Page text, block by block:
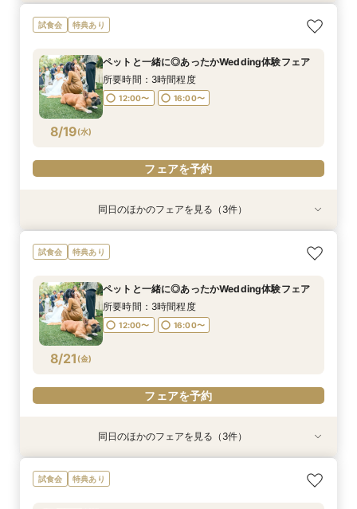
8/17(月)
【初めて会場見学のおふたりも安心◆最大120万
円BIG豪華特典×来館ギフト5万円】貸切ガーデン
海老×特製カヌレ含む絶品3万円相当試食付！マ
イナビ限定特典
所要時間：3時間程度
12:00〜 16:00〜
8/17(月)
＼初見学がお得／予算重視の方必見◎じっくり相
談会
8/17(月)
アットホームな家族婚が叶う少人数フェア*豪華
試食付
試食会 特典あり
8/19(水)
ペットと一緒に◎あったかWedding体験フェア
所要時間：3時間程度
12:00〜 16:00〜
フェアを予約
特典あり
8/19(水)
＼水曜special*マイナビ限定特典！来館5万円ギ
フト×最大120万円豪華特典／ガーデン演出体験
チャペル・貸切ガーデン含む平日にゆっくりご見
学♪
所要時間：3時間程度
12:00〜 16:00〜
特典あり
8/19(水)
＼初見学がお得／予算重視の方必見◎じっくり相
談会
特典あり
8/19(水)
アットホームな家族婚が叶う少人数フェア*豪華
試食付
同日のほかのフェアを見る（3件）
試食会 特典あり
8/21 (金)
ペットと一緒に◎あったかWedding体験フェア
所要時間：3時間程度
12:00〜 16:00〜
フェアを予約
特典あり
平日BIG【口コミ高評価★4.7】駅徒歩38秒の好
立地×おもてなし挙式◆来館でギフト券1万円プレ
特典あり
＼初見学がお得／予算重視の方必見◎じっくり相
談会
特典あり
アットホームな家族婚が叶う少人数フェア*豪華
試食付
同日のほかのフェアを見る（3件）
試食会 特典あり